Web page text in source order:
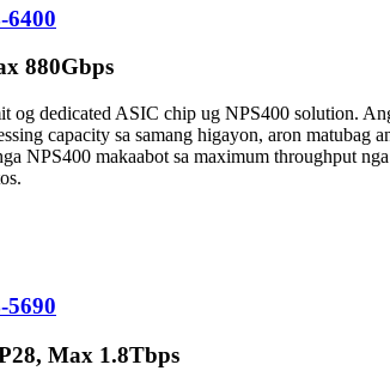
880Gbps
dedicated ASIC chip ug NPS400 solution.
capacity sa samang higayon, aron matubag
NPS400 makaabot sa maximum throughput
Max 1.8Tbps